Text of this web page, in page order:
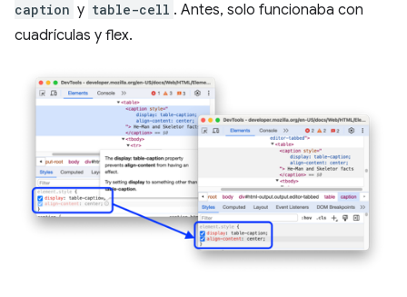
caption y table-cell . Antes, solo funcionaba con
cuadrículas y flex.